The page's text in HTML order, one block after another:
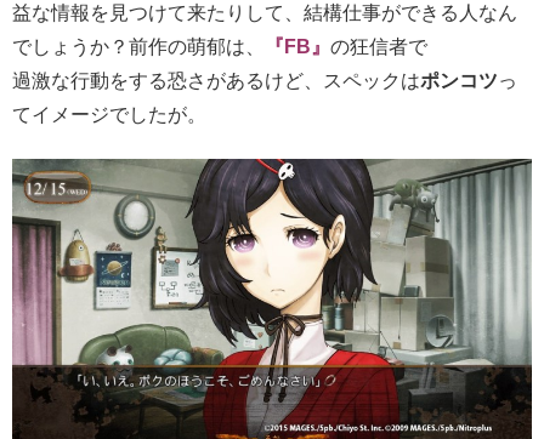
益な情報を見つけて来たりして、結構仕事ができる人なん
でしょうか？前作の萌郁は、
『FB』 の狂信者で
過激な行動をする恐さがあるけど、スペックはポンコツっ
てイメージでしたが。